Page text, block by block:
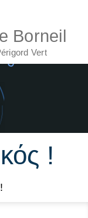
Borneil
Vert
!